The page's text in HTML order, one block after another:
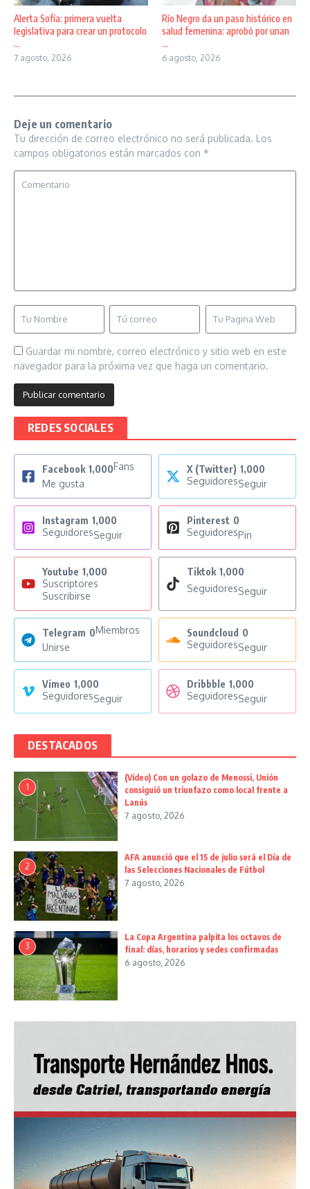
Alerta Sofía: primera vuelta
legislativa para crear un protocolo
...
7 agosto, 2026
Río Negro da un paso histórico en
salud femenina: aprobó por unan
...
6 agosto, 2026
Deje un comentario
Tu dirección de correo electrónico no será publicada. Los
campos obligatorios están marcados con *
Guardar mi nombre, correo electrónico y sitio web en este
navegador para la próxima vez que haga un comentario.
REDES SOCIALES
Facebook 1,000Fans
Me gusta
X (Twitter) 1,000
SeguidoresSeguir
Instagram 1,000
SeguidoresSeguir
Pinterest 0
SeguidoresPin
Youtube 1,000
Suscriptores
Suscribirse
Tiktok 1,000
SeguidoresSeguir
Telegram 0Miembros
Unirse
Soundcloud 0
SeguidoresSeguir
Vimeo 1,000
SeguidoresSeguir
Dribbble 1,000
SeguidoresSeguir
DESTACADOS
1
(Video) Con un golazo de Menossi, Unión
consiguió un triunfazo como local frente a
Lanús
7 agosto, 2026
2
AFA anunció que el 15 de julio será el Día de
las Selecciones Nacionales de Fútbol
7 agosto, 2026
3
La Copa Argentina palpita los octavos de
final: días, horarios y sedes confirmadas
6 agosto, 2026